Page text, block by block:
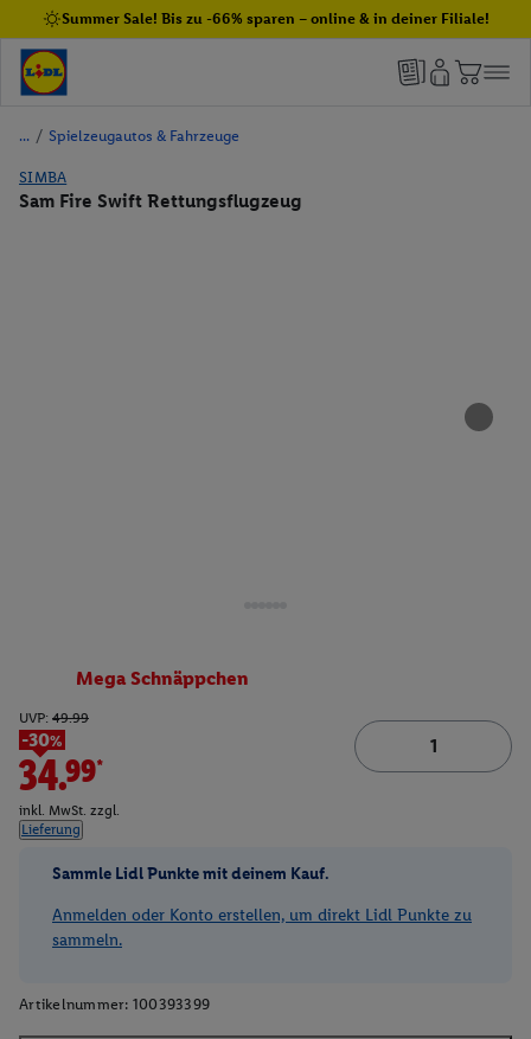
Summer Sale! Bis zu -66% sparen – online & in deiner Filiale!
/ Spielzeugautos & Fahrzeuge
SIMBA
Sam Fire Swift Rettungsflugzeug
Mega Schnäppchen
UVP: 49.99
-30%
34.99*
inkl. MwSt. zzgl.
Lieferung
Sammle Lidl Punkte mit deinem Kauf.
Anmelden oder Konto erstellen, um direkt Lidl Punkte zu
sammeln.
Artikelnummer: 100393399